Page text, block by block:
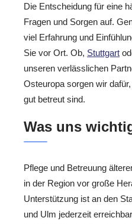
Die Entscheidung für eine
Fragen und Sorgen auf.
viel Erfahrung und
Sie vor Ort. Ob, Stuttgart
unseren verlässlichen
Osteuropa sorgen wir
gut betreut sind.
Was uns
Pflege und Betreuung
in der Region vor große
Unterstützung ist an den
und Ulm jederzeit